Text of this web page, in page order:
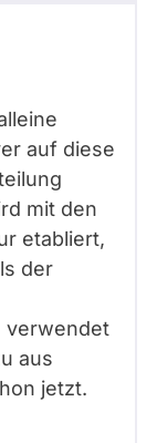
auf diese
mit den
etabliert,
der
verwendet
aus
jetzt.